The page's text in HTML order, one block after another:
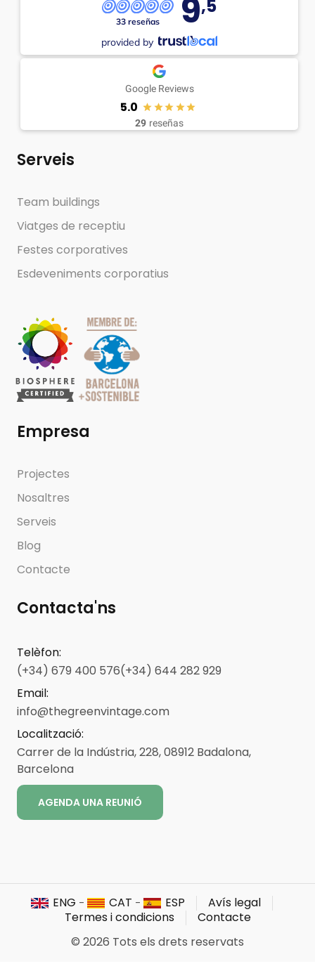
33 reseñas 9,5
provided by
Google Reviews
5.0
29 reseñas
Serveis
Team buildings
Viatges de receptiu
Festes corporatives
Esdeveniments corporatius
Empresa
Projectes
Nosaltres
Serveis
Blog
Contacte
Contacta'ns
Telèfon:
(+34) 679 400 576(+34) 644 282 929
Email:
info@thegreenvintage.com
Localització:
Carrer de la Indústria, 228, 08912 Badalona,
Barcelona
AGENDA UNA REUNIÓ
© 2026 Tots els drets reservats
ENG - CAT - ESP
Avís legal
Termes i condicions
Contacte